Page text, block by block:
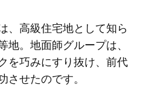
、高級住宅地として知ら
。地面師グループは、
を巧みにすり抜け、前代
せたのです。